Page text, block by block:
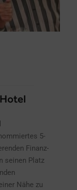
5-
Finanz-
seinen Platz
Nähe zu